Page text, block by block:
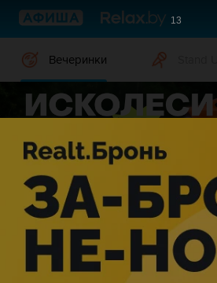
Вечеринки
Вечеринки в Бобруйске
13